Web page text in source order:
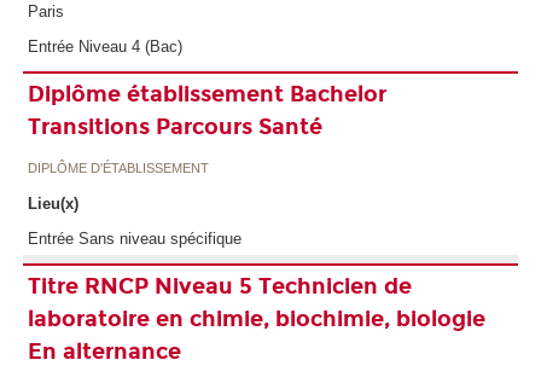
Paris
Entrée Niveau 4 (Bac)
Diplôme établissement Bachelor
Transitions Parcours Santé
DIPLÔME D'ÉTABLISSEMENT
Lieu(x)
Entrée Sans niveau spécifique
Titre RNCP Niveau 5 Technicien de
laboratoire en chimie, biochimie, biologie
En alternance